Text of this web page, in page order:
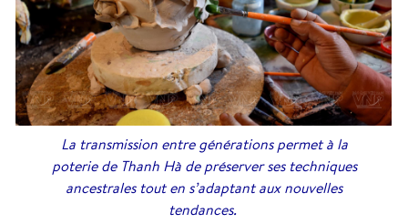
La transmission entre générations permet à la
poterie de Thanh Hà de préserver ses techniques
ancestrales tout en s’adaptant aux nouvelles
tendances.